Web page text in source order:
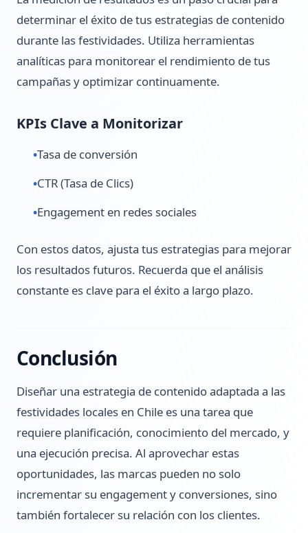
determinar el éxito de tus estrategias de contenido
durante las festividades. Utiliza herramientas
analíticas para monitorear el rendimiento de tus
campañas y optimizar continuamente.
KPIs Clave a Monitorizar
•Tasa de conversión
•CTR (Tasa de Clics)
•Engagement en redes sociales
Con estos datos, ajusta tus estrategias para mejorar
los resultados futuros. Recuerda que el análisis
constante es clave para el éxito a largo plazo.
Conclusión
Diseñar una estrategia de contenido adaptada a las
festividades locales en Chile es una tarea que
requiere planificación, conocimiento del mercado, y
una ejecución precisa. Al aprovechar estas
oportunidades, las marcas pueden no solo
incrementar su engagement y conversiones, sino
también fortalecer su relación con los clientes.